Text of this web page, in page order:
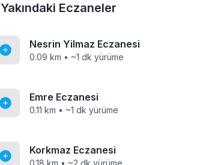
Yakındaki Eczaneler
Nesrin Yilmaz Eczanesi
0.09 km • ~1 dk yürüme
Emre Eczanesi
0.11 km • ~1 dk yürüme
Korkmaz Eczanesi
0.18 km • ~2 dk yürüme